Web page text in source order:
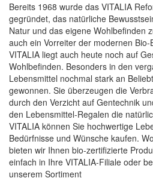
Quickview
Bereits 1968 wurde das VITALIA
gegründet, das natürliche
Natur und das eigene Wohlbefinden
auch ein Vorreiter der modernen
VITALIA liegt auch heute noch auf
Wohlbefinden. Besonders in den
Lebensmittel nochmal stark an
gewonnen. Sie überzeugen die
durch den Verzicht auf Gentechnik
den Lebensmittel-Regalen die
VITALIA können Sie hochwertige
Bedürfnisse und Wünsche kaufen.
bieten wir Ihnen bio-zertifizierte
einfach in Ihre VITALIA-Filiale oder
unserem Sortiment